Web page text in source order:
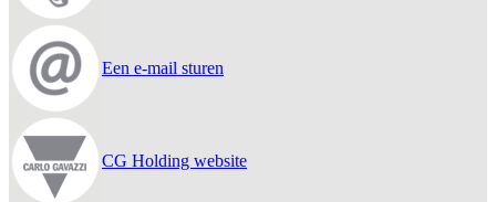
Een e-mail sturen
CG Holding website